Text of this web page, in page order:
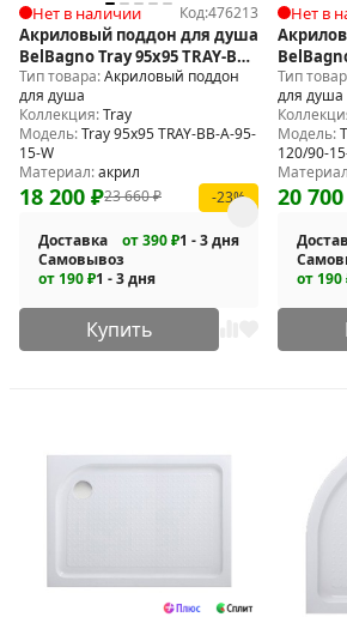
Нет в наличии Код:476213
Акриловый поддон для душа
BelBagno Tray 95х95 TRAY-BB-
A-95-15-W
Тип товара:Акриловый поддон
для душа
Коллекция:Tray
Модель:Tray 95х95 TRAY-BB-A-95-
15-W
Материал:акрил
23 660₽
18 200 ₽ -23%
Доставка от 390 ₽1 - 3 дня
Самовывоз
от 190 ₽1 - 3 дня
Купить
Нет в
BB-AH-
Тип
для душа
Модель:
120/90-
20 700
от 190